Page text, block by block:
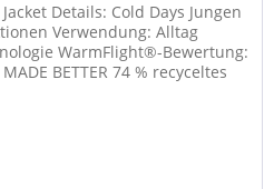
Details: Cold Days Jungen
Verwendung: Alltag
WarmFlight®-Bewertung:
BETTER 74 % recyceltes